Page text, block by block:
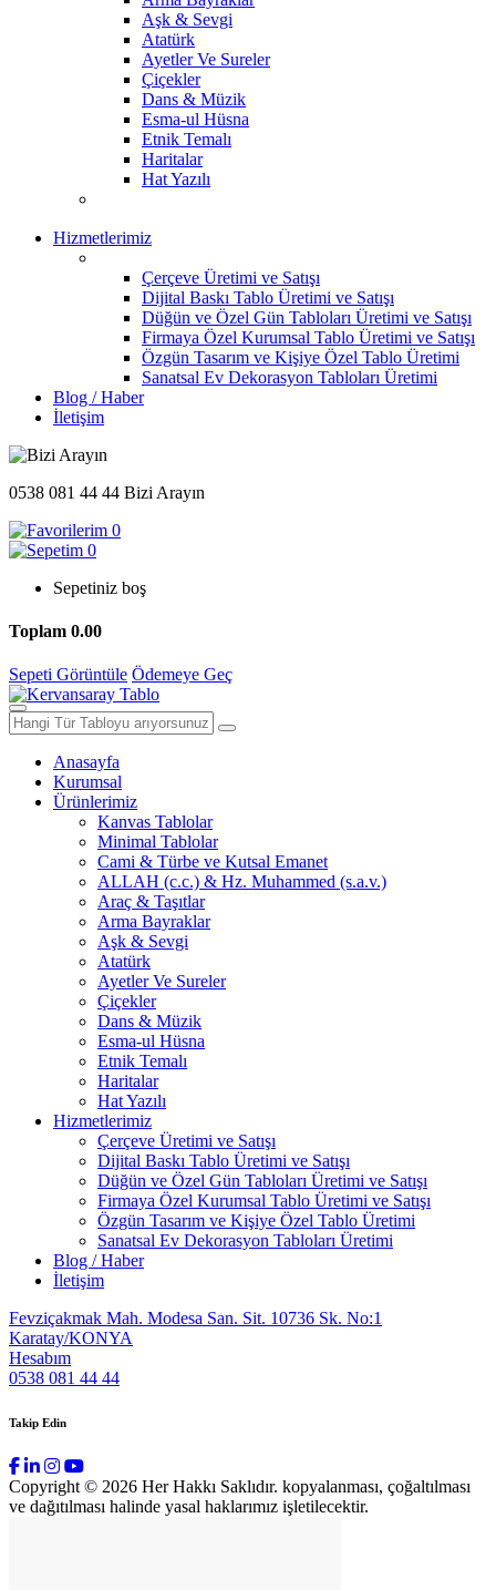
Aşk & Sevgi
Atatürk
Ayetler Ve Sureler
Çiçekler
Dans & Müzik
Esma-ul Hüsna
Etnik Temalı
Haritalar
Hat Yazılı
Hizmetlerimiz
Çerçeve Üretimi ve Satışı
Dijital Baskı Tablo Üretimi ve Satışı
Düğün ve Özel Gün Tabloları Üretimi ve Satışı
Firmaya Özel Kurumsal Tablo Üretimi ve Satışı
Özgün Tasarım ve Kişiye Özel Tablo Üretimi
Sanatsal Ev Dekorasyon Tabloları Üretimi
Blog / Haber
İletişim
0538 081 44 44 Bizi Arayın
0
0
Sepetiniz boş
Toplam 0.00
Sepeti Görüntüle Ödemeye Geç
Anasayfa
Kurumsal
Ürünlerimiz
Kanvas Tablolar
Minimal Tablolar
Cami & Türbe ve Kutsal Emanet
ALLAH (c.c.) & Hz. Muhammed (s.a.v.)
Araç & Taşıtlar
Arma Bayraklar
Aşk & Sevgi
Atatürk
Ayetler Ve Sureler
Çiçekler
Dans & Müzik
Esma-ul Hüsna
Etnik Temalı
Haritalar
Hat Yazılı
Hizmetlerimiz
Çerçeve Üretimi ve Satışı
Dijital Baskı Tablo Üretimi ve Satışı
Düğün ve Özel Gün Tabloları Üretimi ve Satışı
Firmaya Özel Kurumsal Tablo Üretimi ve Satışı
Özgün Tasarım ve Kişiye Özel Tablo Üretimi
Sanatsal Ev Dekorasyon Tabloları Üretimi
Blog / Haber
İletişim
Fevziçakmak Mah. Modesa San. Sit. 10736 Sk. No:1
Karatay/KONYA
Hesabım
0538 081 44 44
Takip Edin
Copyright © 2026 Her Hakkı Saklıdır. kopyalanması, çoğaltılması
ve dağıtılması halinde yasal haklarımız işletilecektir.